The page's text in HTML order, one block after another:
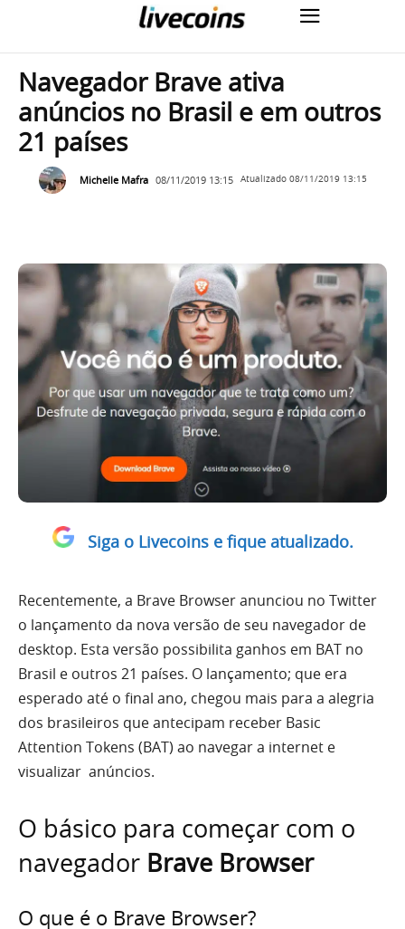
Navegador Brave ativa
anúncios no Brasil e em outros
21 países
Michelle Mafra 08/11/2019 13:15 Atualizado 08/11/2019 13:15
Siga o Livecoins e fique atualizado.
Recentemente, a Brave Browser anunciou no Twitter
o lançamento da nova versão de seu navegador de
desktop. Esta versão possibilita ganhos em BAT no
Brasil e outros 21 países. O lançamento; que era
esperado até o final ano, chegou mais para a alegria
dos brasileiros que antecipam receber Basic
Attention Tokens (BAT) ao navegar a internet e
visualizar anúncios.
O básico para começar com o
navegador Brave Browser
O que é o Brave Browser?